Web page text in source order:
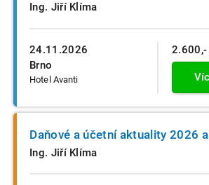
24.11.2026
Brno
Hotel Avanti
Ing. Jiří Klíma
2.600,-
Daňové a účetní aktuality 2026
Ing. Jiří Klíma